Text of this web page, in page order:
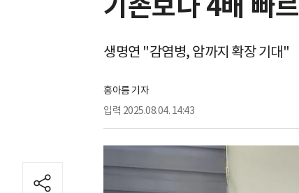
생명연 "감염병, 암까지 확장 기대"
홍아름 기자
입력 2025.08.04. 14:43